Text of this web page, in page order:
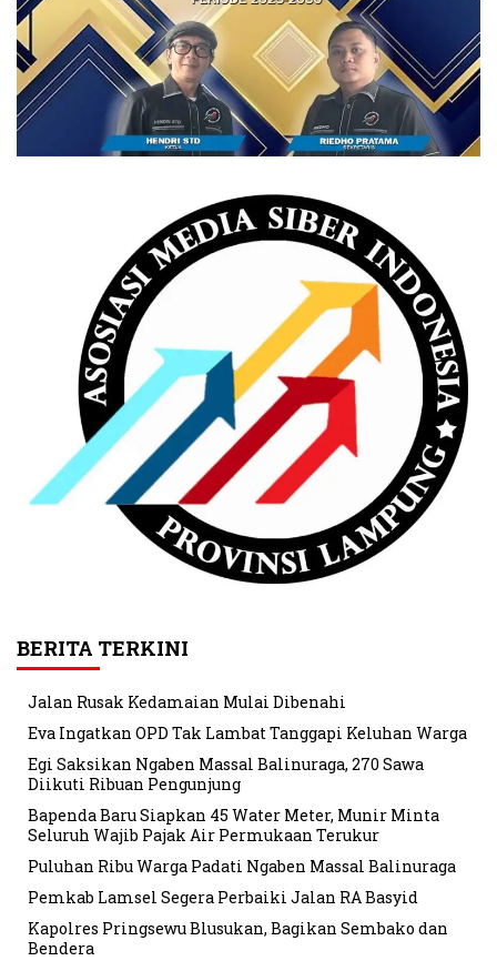
BERITA TERKINI
Jalan Rusak Kedamaian Mulai Dibenahi
Eva Ingatkan OPD Tak Lambat Tanggapi Keluhan Warga
Egi Saksikan Ngaben Massal Balinuraga, 270 Sawa
Diikuti Ribuan Pengunjung
Bapenda Baru Siapkan 45 Water Meter, Munir Minta
Seluruh Wajib Pajak Air Permukaan Terukur
Puluhan Ribu Warga Padati Ngaben Massal Balinuraga
Pemkab Lamsel Segera Perbaiki Jalan RA Basyid
Kapolres Pringsewu Blusukan, Bagikan Sembako dan
Bendera